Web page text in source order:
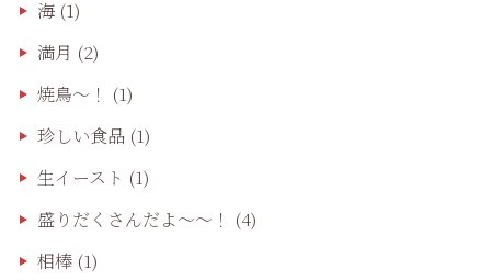
海(1)
満月 (2)
焼鳥〜！ (1)
珍しい食品(1)
生イースト (1)
盛りだくさんだよ〜〜！ (4)
相棒(1)